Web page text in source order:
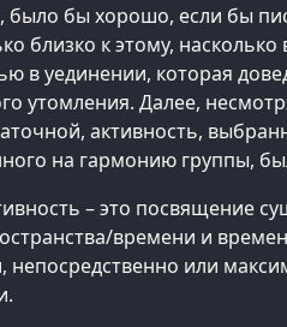
было бы хорошо, если бы
близко к этому,
в уединении, которая
утомления. Далее,
активность,
на гармонию группы,
– это посвящение
времени и
непосредственно или